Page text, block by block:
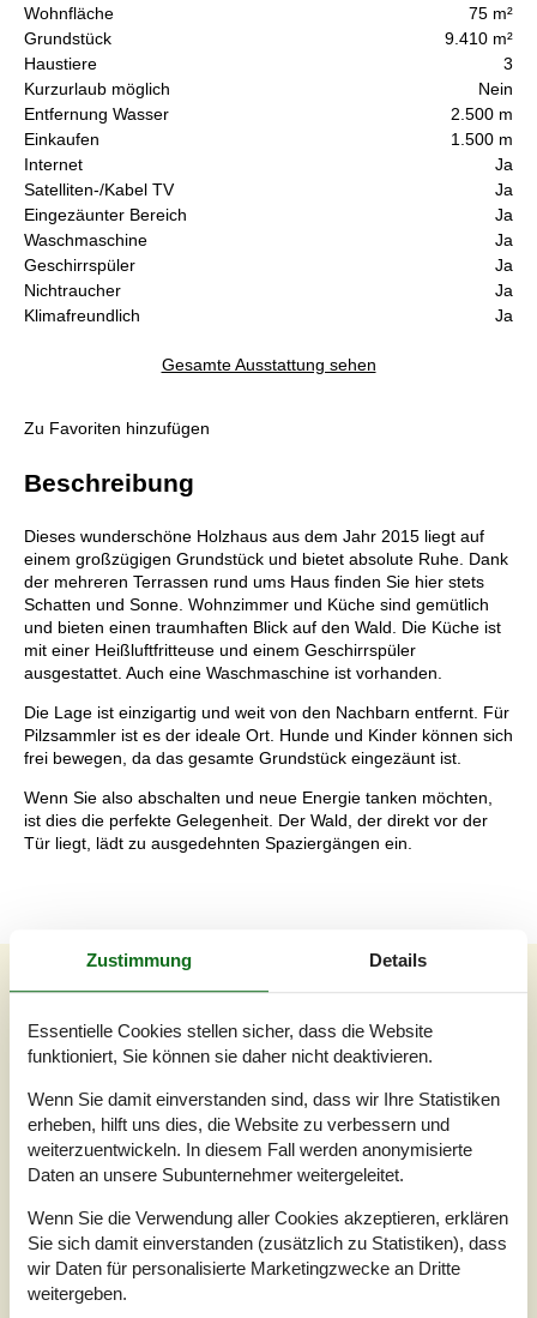
Wohnfläche
75 m²
Grundstück
9.410 m²
Haustiere
3
Kurzurlaub möglich
Nein
Entfernung Wasser
2.500 m
Einkaufen
1.500 m
Internet
Ja
Satelliten-/Kabel TV
Ja
Eingezäunter Bereich
Ja
Waschmaschine
Ja
Geschirrspüler
Ja
Nichtraucher
Ja
Klimafreundlich
Ja
Gesamte Ausstattung sehen
Zu Favoriten hinzufügen
Beschreibung
Dieses wunderschöne Holzhaus aus dem Jahr 2015 liegt auf
einem großzügigen Grundstück und bietet absolute Ruhe. Dank
der mehreren Terrassen rund ums Haus finden Sie hier stets
Schatten und Sonne. Wohnzimmer und Küche sind gemütlich
und bieten einen traumhaften Blick auf den Wald. Die Küche ist
mit einer Heißluftfritteuse und einem Geschirrspüler
ausgestattet. Auch eine Waschmaschine ist vorhanden.
Die Lage ist einzigartig und weit von den Nachbarn entfernt. Für
Pilzsammler ist es der ideale Ort. Hunde und Kinder können sich
frei bewegen, da das gesamte Grundstück eingezäunt ist.
Wenn Sie also abschalten und neue Energie tanken möchten,
ist dies die perfekte Gelegenheit. Der Wald, der direkt vor der
Tür liegt, lädt zu ausgedehnten Spaziergängen ein.
Unsere Gästebewertungen
5,0
Bewertung ist vom 26.07.2026
4 (0)
3
2 (0)
1
Zustimmung Details
Essentielle Cookies stellen sicher, dass die Website
funktioniert, Sie können sie daher nicht deaktivieren.
Wenn Sie damit einverstanden sind, dass wir Ihre Statistiken
erheben, hilft uns dies, die Website zu verbessern und
weiterzuentwickeln. In diesem Fall werden anonymisierte
Daten an unsere Subunternehmer weitergeleitet.
Wenn Sie die Verwendung aller Cookies akzeptieren, erklären
Sie sich damit einverstanden (zusätzlich zu Statistiken), dass
wir Daten für personalisierte Marketingzwecke an Dritte
weitergeben.